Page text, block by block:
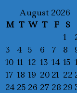
August 2026
M T W T F S
1
3
4 5 6 7 8
10 11 12 13 14 15
17 18 19 20 21 22
24 25 26 27 28 29